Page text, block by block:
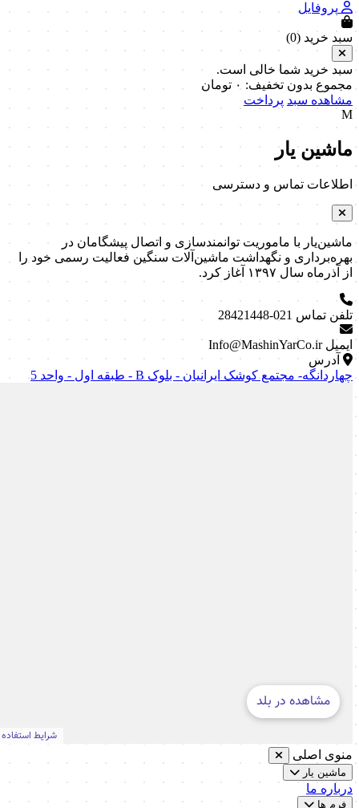
پروفایل
سبد خرید (0
)
سبد خرید شما خالی است.
مجموع بدون تخفیف: ۰ تومان
مشاهده سبد پرداخت
M
ماشین یار
اطلاعات تماس و دسترسی
ماشین‌یار با ماموریت توانمندسازی و اتصال پیشگامان در
بهره‌برداری و نگهداشت ماشین‌آلات سنگین فعالیت رسمی خود را
از آذرماه سال ۱۳۹۷ آغاز کرد.
تلفن تماس 021-28421448
ایمیل Info@MashinYarCo.ir
آدرس
چهاردانگه- مجتمع کوشک ایرانیان - بلوک B - طبقه اول - واحد 5
منوی اصلی
ماشین یار
درباره ما
فرم ها